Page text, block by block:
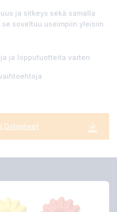
ja sitkeys sekä samalla
soveltuu useimpiin yleisiin
ja lopputuotteita varten
Datasheet